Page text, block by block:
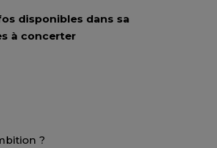
disponibles dans sa
à concerter
?